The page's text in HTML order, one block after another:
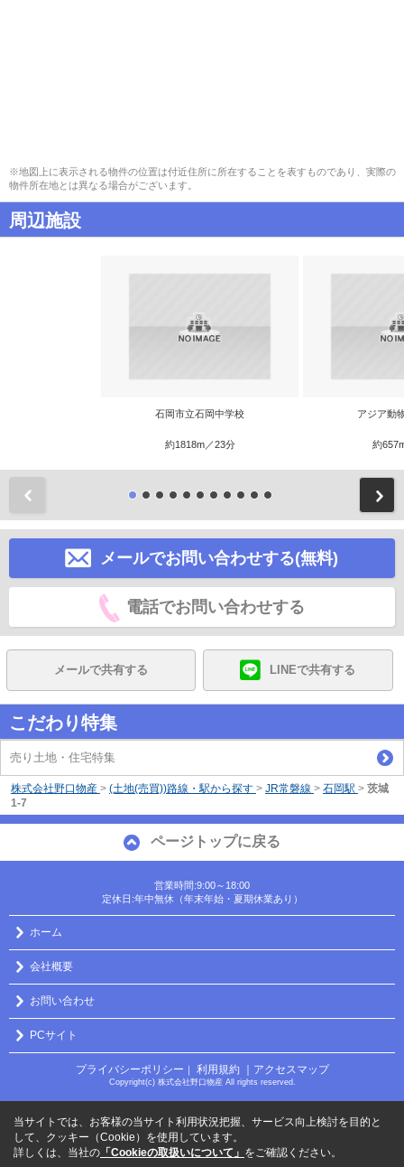
※地図上に表示される物件の位置は付近住所に所在することを表すものであり、実際の
物件所在地とは異なる場合がございます。
周辺施設
石岡市立石岡中学校
約1818m／23分
アジア動
約
メールでお問い合わせする(無料)
電話でお問い合わせする
メールで共有する LINEで共有する
こだわり特集
売り土地・住宅特集
株式会社野口物産 > (土地(売買))路線・駅から探す > JR常磐線 > 石岡駅 > 茨城
1-7
ページトップに戻る
営業時間:9:00～18:00
定休日:年中無休（年末年始・夏期休業あり）
ホーム
会社概要
お問い合わせ
PCサイト
プライバシーポリシー ｜ 利用規約 ｜アクセスマップ
Copyright(c) 株式会社野口物産 All rights reserved.
当サイトでは、お客様の当サイト利用状況把握、サービス向上検討を目的と
して、クッキー（Cookie）を使用しています。
詳しくは、当社の 「Cookieの取扱いについて」 をご確認ください。